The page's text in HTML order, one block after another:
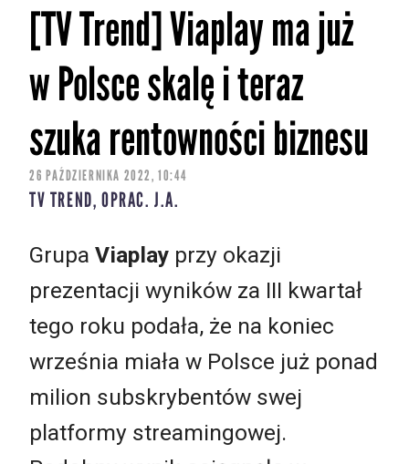
[TV Trend] Viaplay ma już
w Polsce skalę i teraz
szuka rentowności biznesu
26 PAŹDZIERNIKA 2022, 10:44
TV TREND, OPRAC. J.A.
Grupa Viaplay przy okazji
prezentacji wyników za III kwartał
tego roku podała, że na koniec
września miała w Polsce już ponad
milion subskrybentów swej
platformy streamingowej.